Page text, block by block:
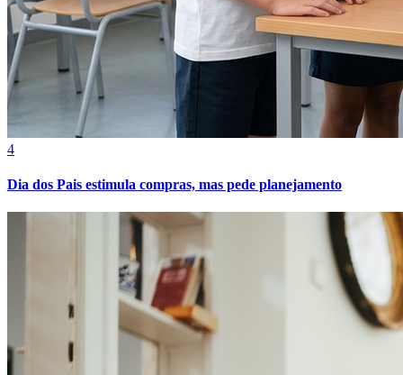
4
Dia dos Pais estimula compras, mas pede planejamento